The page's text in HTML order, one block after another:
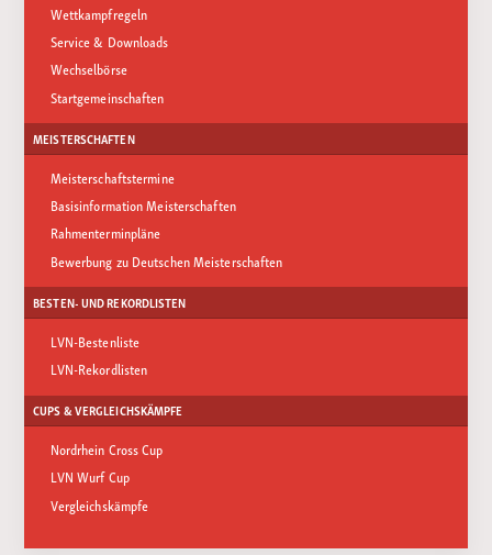
Wettkampfregeln
Service & Downloads
Wechselbörse
Startgemeinschaften
MEISTERSCHAFTEN
Meisterschaftstermine
Basisinformation Meisterschaften
Rahmenterminpläne
Bewerbung zu Deutschen Meisterschaften
BESTEN- UND REKORDLISTEN
LVN-Bestenliste
LVN-Rekordlisten
CUPS & VERGLEICHSKÄMPFE
Nordrhein Cross Cup
LVN Wurf Cup
Vergleichskämpfe